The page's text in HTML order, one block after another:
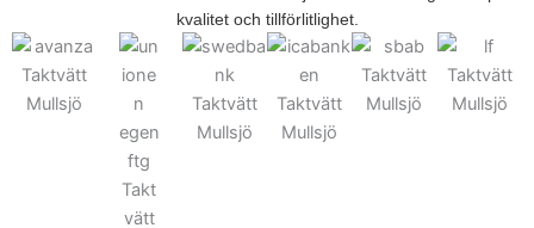
kvalitet och tillförlitlighet.